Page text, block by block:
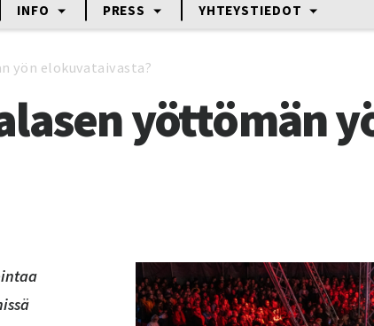
INFO PRESS YHTEYSTIEDOT
yön elokuvataivasta?
yöttömän